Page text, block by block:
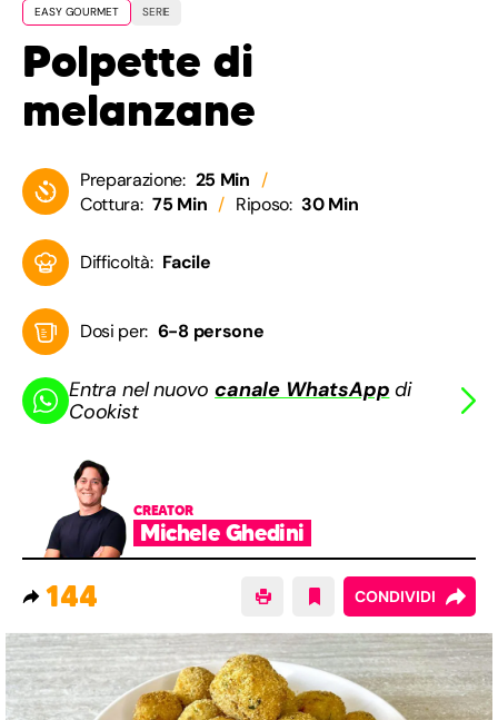
EASY GOURMET SERIE
Polpette di
melanzane
Preparazione: 25 Min
Cottura: 75 Min Riposo: 30 Min
Difficoltà: Facile
Dosi per: 6-8 persone
Entra nel nuovocanale WhatsApp di
Cookist
CREATOR
Michele Ghedini
144 CONDIVIDI